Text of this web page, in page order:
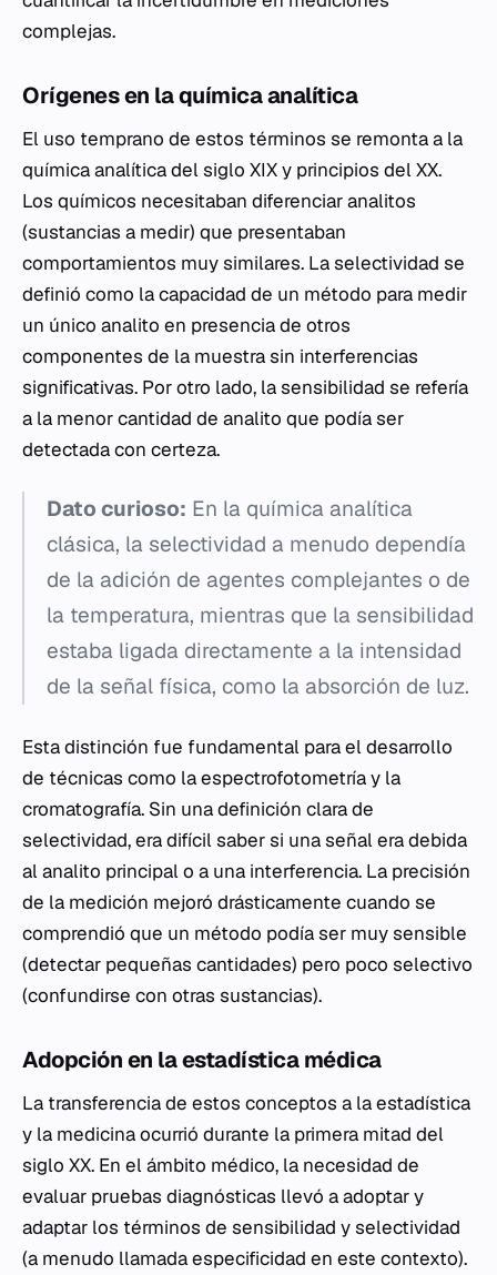
complejas.
Orígenes en la química analítica
El uso temprano de estos términos se remonta a la
química analítica del siglo XIX y principios del XX.
Los químicos necesitaban diferenciar analitos
(sustancias a medir) que presentaban
comportamientos muy similares. La selectividad se
definió como la capacidad de un método para medir
un único analito en presencia de otros
componentes de la muestra sin interferencias
significativas. Por otro lado, la sensibilidad se refería
a la menor cantidad de analito que podía ser
detectada con certeza.
Dato curioso: En la química analítica
clásica, la selectividad a menudo dependía
de la adición de agentes complejantes o de
la temperatura, mientras que la sensibilidad
estaba ligada directamente a la intensidad
de la señal física, como la absorción de luz.
Esta distinción fue fundamental para el desarrollo
de técnicas como la espectrofotometría y la
cromatografía. Sin una definición clara de
selectividad, era difícil saber si una señal era debida
al analito principal o a una interferencia. La precisión
de la medición mejoró drásticamente cuando se
comprendió que un método podía ser muy sensible
(detectar pequeñas cantidades) pero poco selectivo
(confundirse con otras sustancias).
Adopción en la estadística médica
La transferencia de estos conceptos a la estadística
y la medicina ocurrió durante la primera mitad del
siglo XX. En el ámbito médico, la necesidad de
evaluar pruebas diagnósticas llevó a adoptar y
adaptar los términos de sensibilidad y selectividad
(a menudo llamada especificidad en este contexto).